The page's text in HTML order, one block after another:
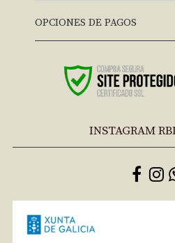
OPCIONES DE PAGOS
INSTAGRAM